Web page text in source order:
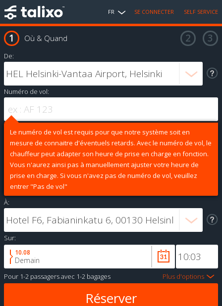
FR SE CONNECTER SELF SERVICE
Où & Quand
De:
Numéro de vol:
Le numéro de vol est requis pour que notre système soit en
mesure de connaitre d'éventuels retards. Avec le numéro de vol, le
chauffeur peut adapter son heure de prise en charge en fonction.
Vous n'aurez ainsi pas à manuellement ajuster votre heure de
prise en charge. Si vous n'avez pas de numéro de vol, veuillez
entrer "Pas de vol"
À:
Sur:
10.08
Demain
Pour 1-2 passagersavec 1-2 bagages Plus d'options